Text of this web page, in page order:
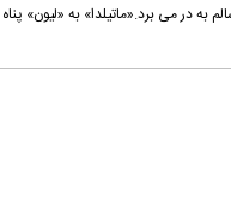
به در می برد.«ماتیلدا» به «لیون»